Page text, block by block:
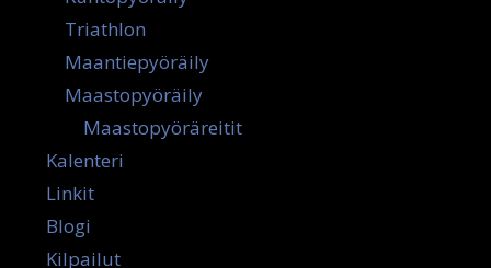
Triathlon
Maantiepyöräily
Maastopyöräily
Maastopyöräreitit
Kalenteri
Linkit
Blogi
Kilpailut